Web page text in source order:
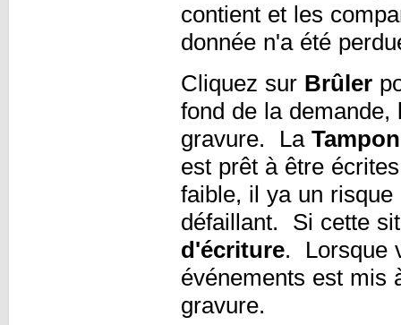
contient et les
donnée n'a été
Cliquez sur Brûler
fond de la demande,
gravure. La Tampon
est prêt à être
faible, il ya un
défaillant. Si cette
d'écriture. Lorsque
événements est mis
gravure.